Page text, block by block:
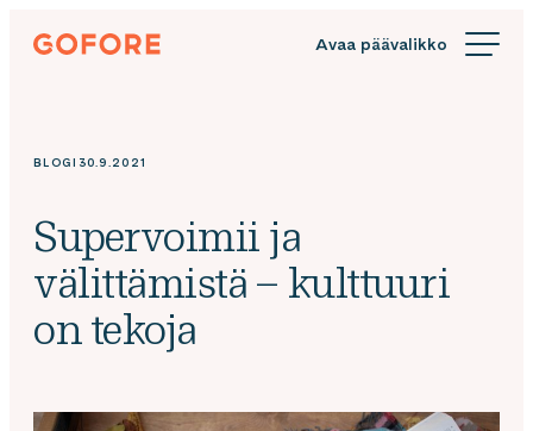
Siirry
suoraan
Gofore
knowledge
BLOGI 30.9.2021
Supervoimii ja
välittämistä – kulttuuri
on tekoja